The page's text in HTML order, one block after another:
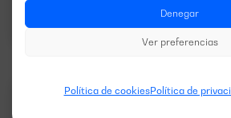
Denegar
Ver preferencias
Política de cookiesPolítica de
Descargar ficha técnica
RESIDENCIAL